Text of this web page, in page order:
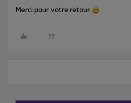
Merci pour votre retour